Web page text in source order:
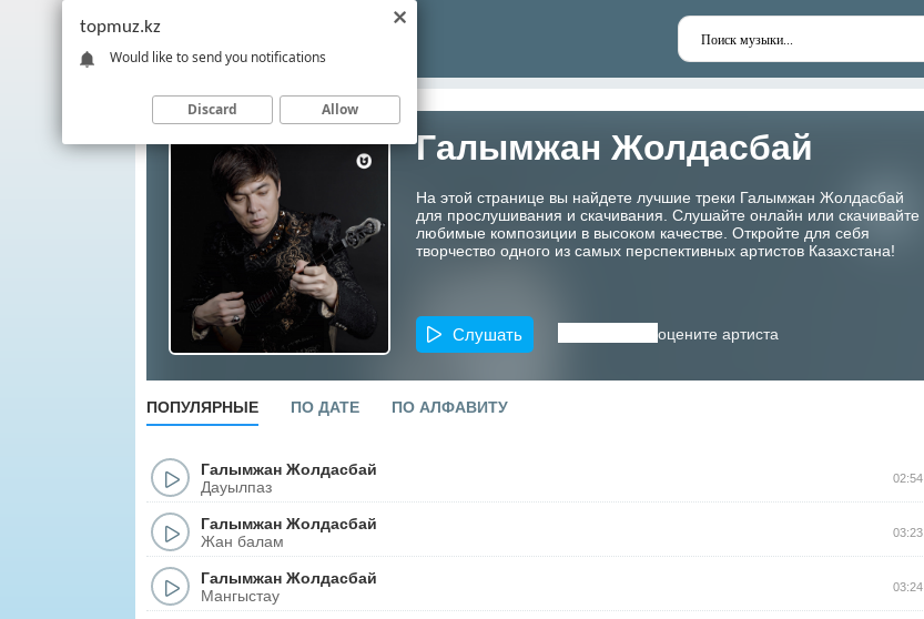
Галымжан Жолдасбай
На этой странице вы найдете лучшие треки Галымжан Жолдасбай
для прослушивания и скачивания. Слушайте онлайн или скачивайте
любимые композиции в высоком качестве. Откройте для себя
творчество одного из самых перспективных артистов Казахстана!
Слушать оцените артиста
ПОПУЛЯРНЫЕ ПО ДАТЕ ПО АЛФАВИТУ
Галымжан Жолдасбай
Дауылпаз
02:54
Галымжан Жолдасбай
Жан балам
03:23
Галымжан Жолдасбай
Мангыстау
03:24
topmuz.kz
Would like to send you notifications
Discard Allow